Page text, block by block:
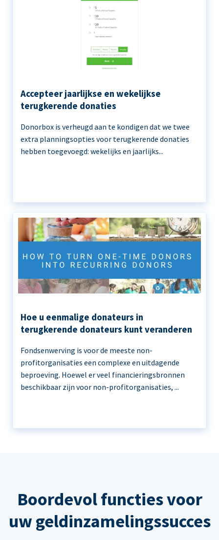
Accepteer jaarlijkse en wekelijkse
terugkerende donaties
Donorbox is verheugd aan te kondigen dat we twee
extra planningsopties voor terugkerende donaties
hebben toegevoegd: wekelijks en jaarlijks...
Hoe u eenmalige donateurs in
terugkerende donateurs kunt veranderen
Fondsenwerving is voor de meeste non-
profitorganisaties een complexe en uitdagende
beproeving. Hoewel er veel financieringsbronnen
beschikbaar zijn voor non-profitorganisaties, ...
Boordevol functies voor
uw geldinzamelingssucces